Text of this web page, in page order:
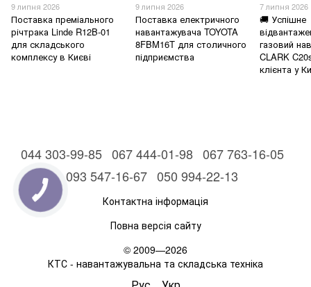
9 липня 2026
Поставка преміального
річтрака Linde R12B-01
для складського
комплексу в Києві
9 липня 2026
Поставка електричного
навантажувача TOYOTA
8FBM16T для столичного
підприємства
7 липня 2026
🚚 Успішне
газовий
CLARK
клієнта у
044 303-99-85 067 444-01-98 067 763-16-05
093 547-16-67 050 994-22-13
Контактна інформація
Повна версія сайту
© 2009—2026
КТС - навантажувальна та складська техніка